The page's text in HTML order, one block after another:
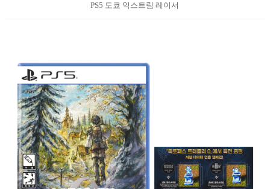
PS5 도쿄 익스트림 레이서